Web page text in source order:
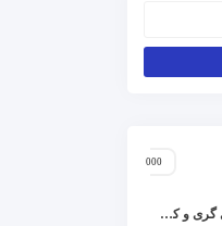
مقایسه کولر گازی گری و کریر و ال جی و جنرال گلد و هایسنس و مدیا و اجنرال